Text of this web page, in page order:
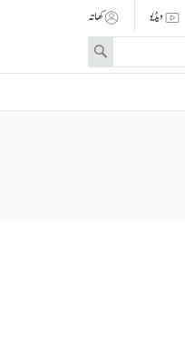
ویڈیو
کھاتہ
Search